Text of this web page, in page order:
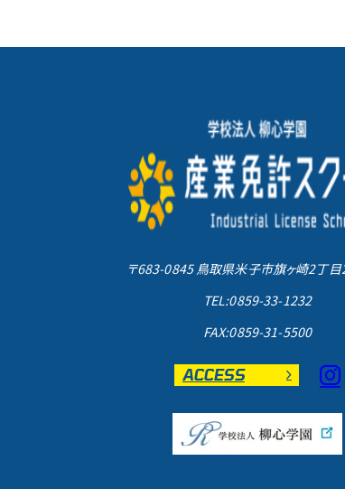
〒683-0845 鳥取県米子市旗ヶ崎2丁
TEL:0859-33-1232
FAX:0859-31-5500
ACCESS